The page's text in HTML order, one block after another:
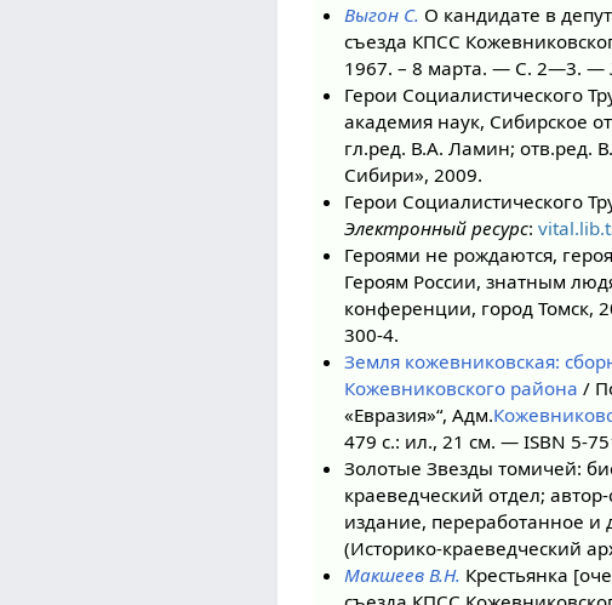
Выгон С. О кандидате в
съезда КПСС
1967. – 8 марта. — С. 2—3. —
Герои Социалистического
академия наук, Сибирское
гл.ред. В.А. Ламин; отв.ред.
Сибири», 2009.
Герои Социалистического
Электронный ресурс:
Героями не рождаются,
Героям России, знатным
конференции, город Томск,
300-4.
Земля кожевниковская:
Кожевниковского района /
«Евразия»“, Адм.
479 с.: ил., 21 см. — ISBN 5-
Золотые Звезды томичей:
краеведческий отдел;
издание, переработанное
(Историко-краеведческий
Макшеев В.Н. Крестьянка